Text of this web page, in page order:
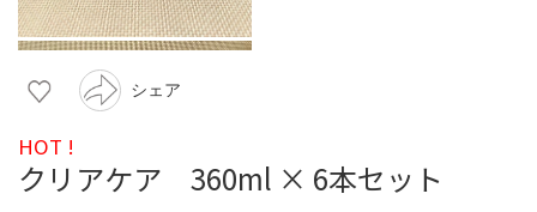
シェア
HOT !
クリアケア 360ml × 6本セット